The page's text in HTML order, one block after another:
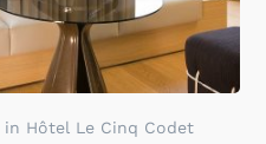
in Hôtel Le Cinq Codet